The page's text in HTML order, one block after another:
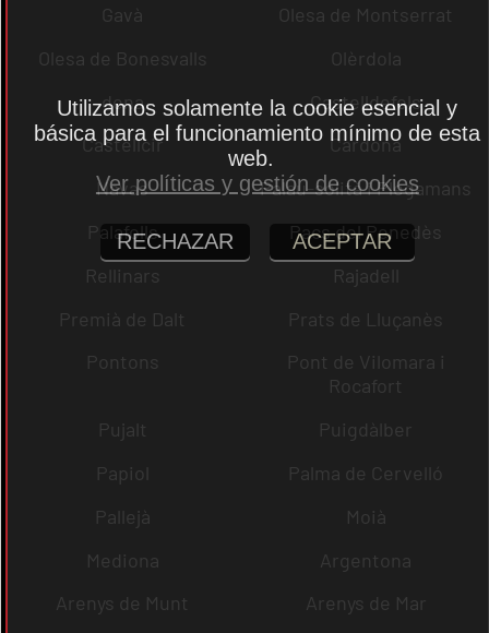
Gavà
Olesa de Montserrat
Olesa de Bonesvalls
Olèrdola
dena
Castelldefels
Castellcir
Cardona
Navas
Palau-solità i Plegamans
Palafolls
Pacs del Penedès
Rellinars
Rajadell
Premià de Dalt
Prats de Lluçanès
Pontons
Pont de Vilomara i
Rocafort
Pujalt
Puigdàlber
Papiol
Palma de Cervelló
Pallejà
Moià
Mediona
Argentona
Arenys de Munt
Arenys de Mar
Utilizamos solamente la cookie esencial y
básica para el funcionamiento mínimo de esta
web.
Ver políticas y gestión de cookies
RECHAZAR ACEPTAR